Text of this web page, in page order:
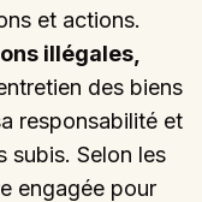
et actions.
illégales,
des biens
responsabilité et
subis. Selon les
engagée pour